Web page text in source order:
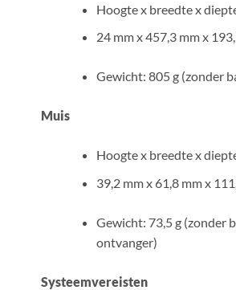
Hoogte x breedte x
24 mm x 457,3 mm x
Gewicht: 805 g (zonder
Muis
Hoogte x breedte x
39,2 mm x 61,8 mm x
Gewicht: 73,5 g (zonder
ontvanger)
Systeemvereisten